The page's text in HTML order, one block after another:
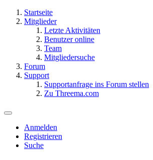
Startseite
Mitglieder
Letzte Aktivitäten
Benutzer online
Team
Mitgliedersuche
Forum
Support
Supportanfrage ins Forum stellen
Zu Threema.com
Anmelden
Registrieren
Suche